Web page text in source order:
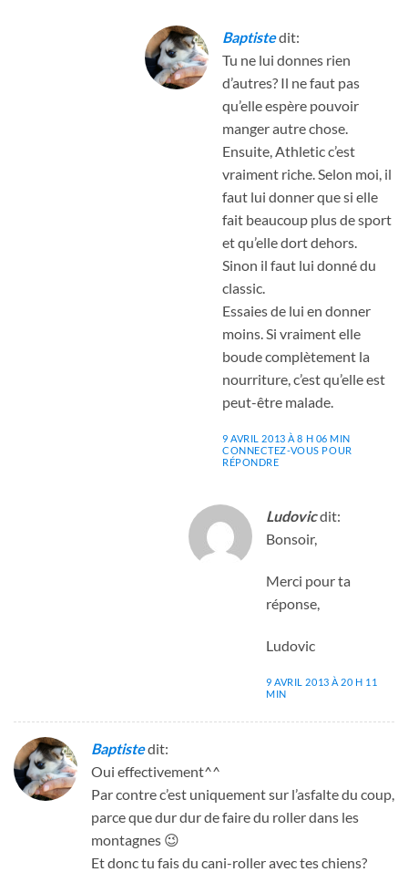
Baptistedit:
Tu ne lui donnes rien
d’autres? Il ne faut pas
qu’elle espère pouvoir
manger autre chose.
Ensuite, Athletic c’est
vraiment riche. Selon moi, il
faut lui donner que si elle
fait beaucoup plus de sport
et qu’elle dort dehors.
Sinon il faut lui donné du
classic.
Essaies de lui en donner
moins. Si vraiment elle
boude complètement la
nourriture, c’est qu’elle est
peut-être malade.
9 AVRIL 2013 À 8 H 06 MIN
CONNECTEZ-VOUS POUR
RÉPONDRE
Ludovicdit:
Bonsoir,
Merci pour ta
réponse,
Ludovic
9 AVRIL 2013 À 20 H 11
MIN
Baptistedit:
Oui effectivement^^
Par contre c’est uniquement sur l’asfalte du coup,
parce que dur dur de faire du roller dans les
montagnes 😉
Et donc tu fais du cani-roller avec tes chiens?